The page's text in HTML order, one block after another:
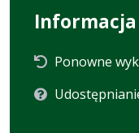
Ponowne